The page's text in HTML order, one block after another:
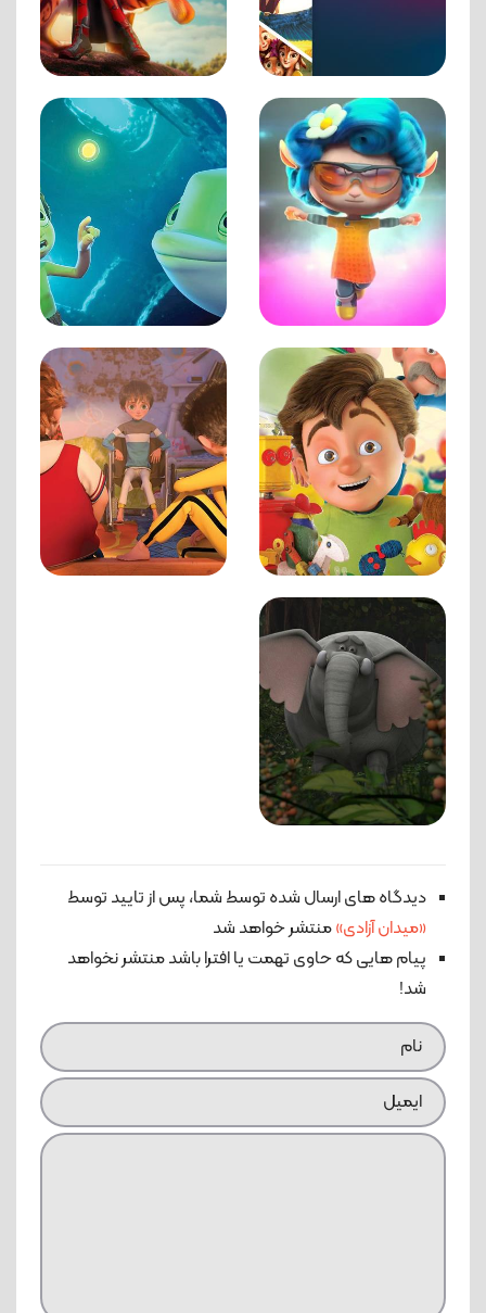
دیدگاه های ارسال شده توسط شما، پس از تایید توسط
«میدان آزادی»منتشر خواهد شد
پیام هایی که حاوی تهمت یا افترا باشد منتشر نخواهد
شد!